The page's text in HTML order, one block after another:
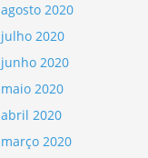
agosto 2020
julho 2020
junho 2020
maio 2020
abril 2020
março 2020